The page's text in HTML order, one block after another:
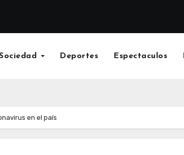
Deportes Espectaculos
en el país